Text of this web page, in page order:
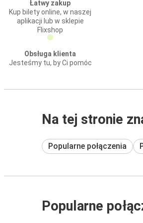
Łatwy zakup
Kup bilety online, w naszej
aplikacji lub w sklepie
Flixshop
Obsługa klienta
Jesteśmy tu, by Ci pomóc
Na tej stronie
Popularne połączenia
Popularne